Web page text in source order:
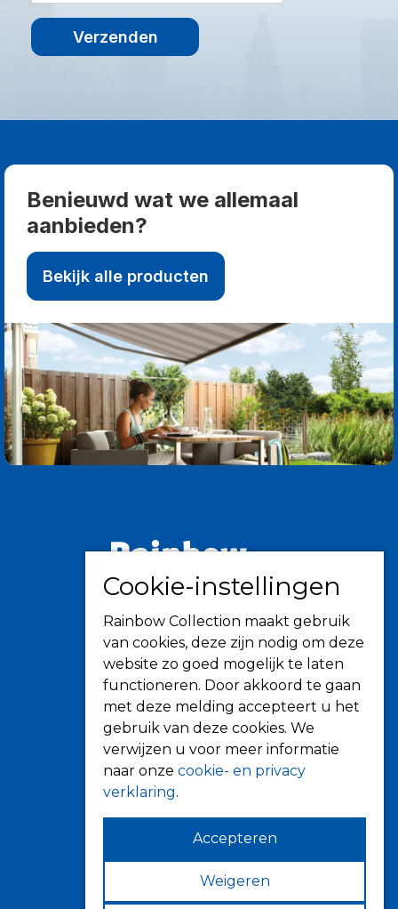
Verzenden
Benieuwd wat we allemaal
aanbieden?
Bekijk alle producten
Informatie
Over ons
Tips
Verkooppunten
Zonwering
Knikarmschermen
Uitvalschermen
Rolluiken
Screens
Terrasoverkapping
Cookie-instellingen
Rainbow Collection maakt gebruik
van cookies, deze zijn nodig om deze
website zo goed mogelijk te laten
functioneren. Door akkoord te gaan
met deze melding accepteert u het
gebruik van deze cookies. We
verwijzen u voor meer informatie
naar onze cookie- en privacy
verklaring.
Accepteren
Weigeren